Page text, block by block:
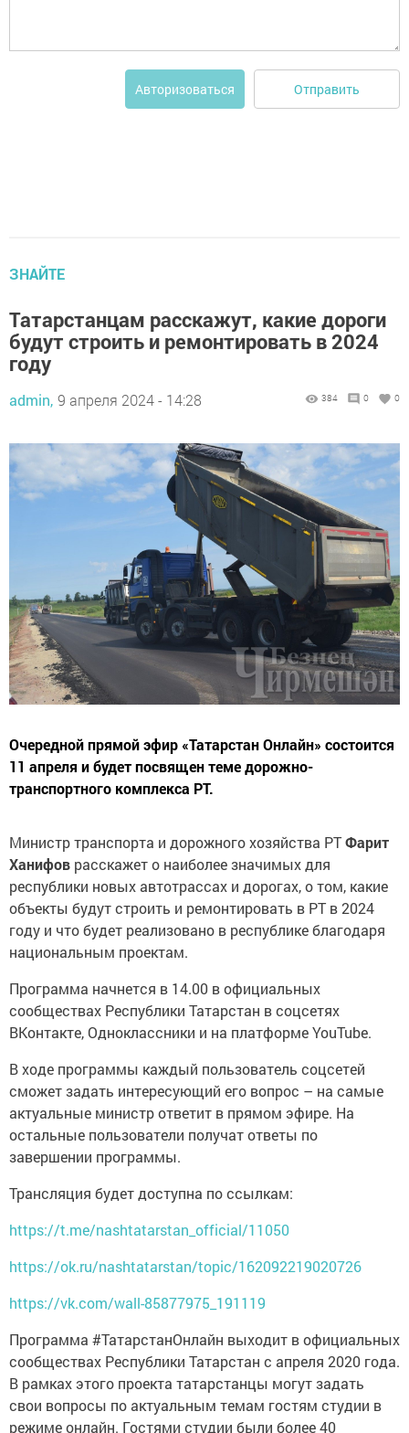
Авторизоваться Отправить
ЗНАЙТЕ
Татарстанцам расскажут, какие дороги
будут строить и ремонтировать в 2024
году
admin, 9 апреля 2024 - 14:28 384 0 0
Очередной прямой эфир «Татарстан Онлайн» состоится
11 апреля и будет посвящен теме дорожно-
транспортного комплекса РТ.
Министр транспорта и дорожного хозяйства РТФарит
Ханифов расскажет о наиболее значимых для
республики новых автотрассах и дорогах, о том, какие
объекты будут строить и ремонтировать в РТ в 2024
году и что будет реализовано в республике благодаря
национальным проектам.
Программа начнется в 14.00 в официальных
сообществах Республики Татарстан в соцсетях
ВКонтакте, Одноклассники и на платформе YouTube.
В ходе программы каждый пользователь соцсетей
сможет задать интересующий его вопрос – на самые
актуальные министр ответит в прямом эфире. На
остальные пользователи получат ответы по
завершении программы.
Трансляция будет доступна по ссылкам:
https://t.me/nashtatarstan_official/11050
https://ok.ru/nashtatarstan/topic/162092219020726
https://vk.com/wall-85877975_191119
Программа #ТатарстанОнлайн выходит в официальных
сообществах Республики Татарстан с апреля 2020 года.
В рамках этого проекта татарстанцы могут задать
свои вопросы по актуальным темам гостям студии в
режиме онлайн. Гостями студии были более 40